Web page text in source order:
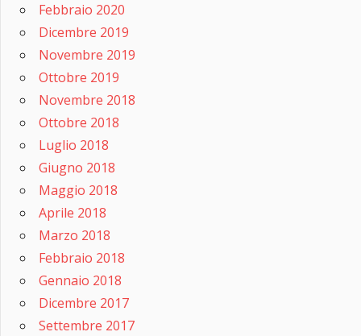
Febbraio 2020
Dicembre 2019
Novembre 2019
Ottobre 2019
Novembre 2018
Ottobre 2018
Luglio 2018
Giugno 2018
Maggio 2018
Aprile 2018
Marzo 2018
Febbraio 2018
Gennaio 2018
Dicembre 2017
Settembre 2017